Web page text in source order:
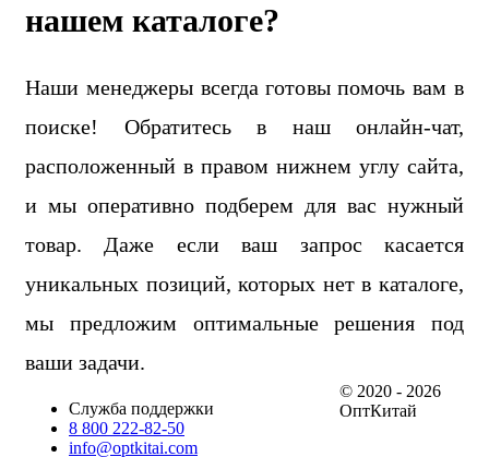
нашем каталоге?
Наши менеджеры всегда готовы помочь вам в
поиске! Обратитесь в наш онлайн-чат,
расположенный в правом нижнем углу сайта,
и мы оперативно подберем для вас нужный
товар. Даже если ваш запрос касается
уникальных позиций, которых нет в каталоге,
мы предложим оптимальные решения под
ваши задачи.
Служба поддержки
8 800 222-82-50
info@optkitai.com
© 2020 - 2026
ОптКитай